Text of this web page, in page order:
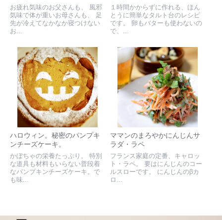
お疲れ気味のお父さんも、 風邪
気味で体が重いお母さんも、 足
先が冷えてなかなか寝つけない
お...
１時間かからずに作れる、ほん
とうに簡単なタルト台のレシピ
です。 卵もバターも使わないの
で、...
ハロウィン。秘密のパンプキ
ンチーズケーキ。
かぼちゃの栄養たっぷり。 特別
な道具も材料もいらない普段着
なパンプキンチーズケーキ。で
も味...
ママンのまろやかにんじんサ
ラダ・ラペ
フランス家庭の定番、キャロッ
ト・ラペ。 要はにんじんのコー
ルスローです。 にんじんのβカ
ロ...